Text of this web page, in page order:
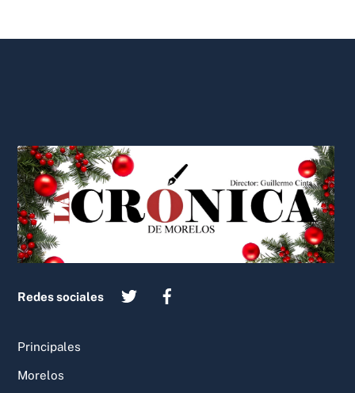
To
Top
Redes sociales
Principales
Morelos